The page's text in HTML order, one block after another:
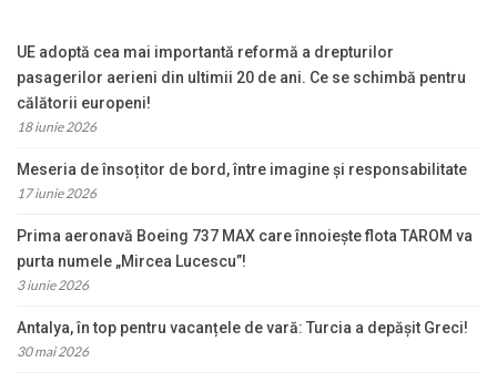
UE adoptă cea mai importantă reformă a drepturilor
pasagerilor aerieni din ultimii 20 de ani. Ce se schimbă pentru
călătorii europeni!
18 iunie 2026
Meseria de însoțitor de bord, între imagine și responsabilitate
17 iunie 2026
Prima aeronavă Boeing 737 MAX care înnoiește flota TAROM va
purta numele „Mircea Lucescu”!
3 iunie 2026
Antalya, în top pentru vacanțele de vară: Turcia a depășit Greci!
30 mai 2026